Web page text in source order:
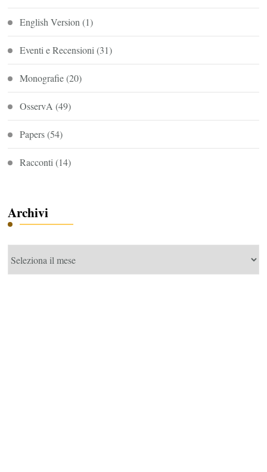
English Version(1)
Eventi e Recensioni(31)
Monografie(20)
OsservA (49)
Papers(54)
Racconti(14)
Archivi